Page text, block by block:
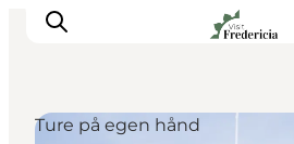
Ture på egen hånd